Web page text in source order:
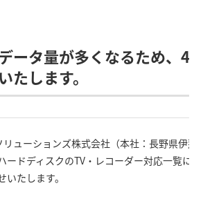
ータ量が多くなるため、
たします。
リューションズ株式会社（本社：長野県伊
ードディスクのTV・レコーダー対応一覧に
たします。